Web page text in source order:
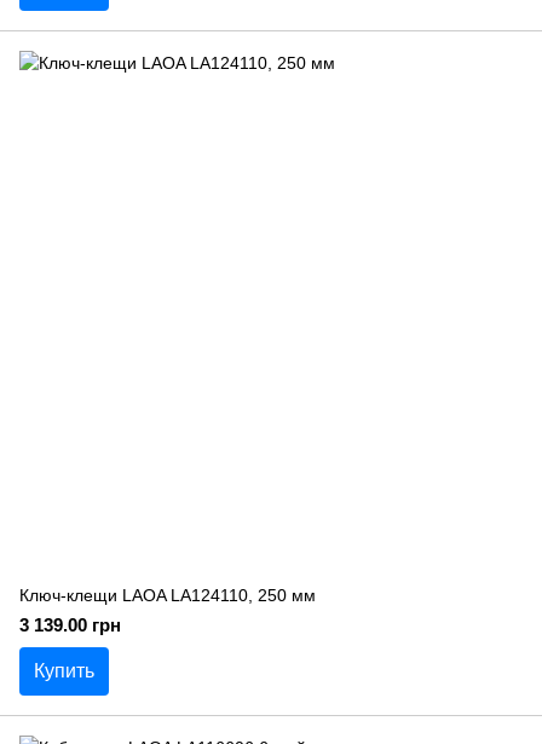
Ключ-клещи LAOA LA124110, 250 мм
3 139.00 грн
Купить